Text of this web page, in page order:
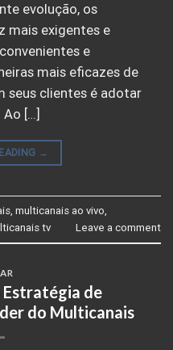
evolução, os
mais exigentes e
e
mais eficazes de
seus clientes é adotar
[…]
→
multicanais ao vivo
tv Leave a comment
Estratégia de
do Multicanais